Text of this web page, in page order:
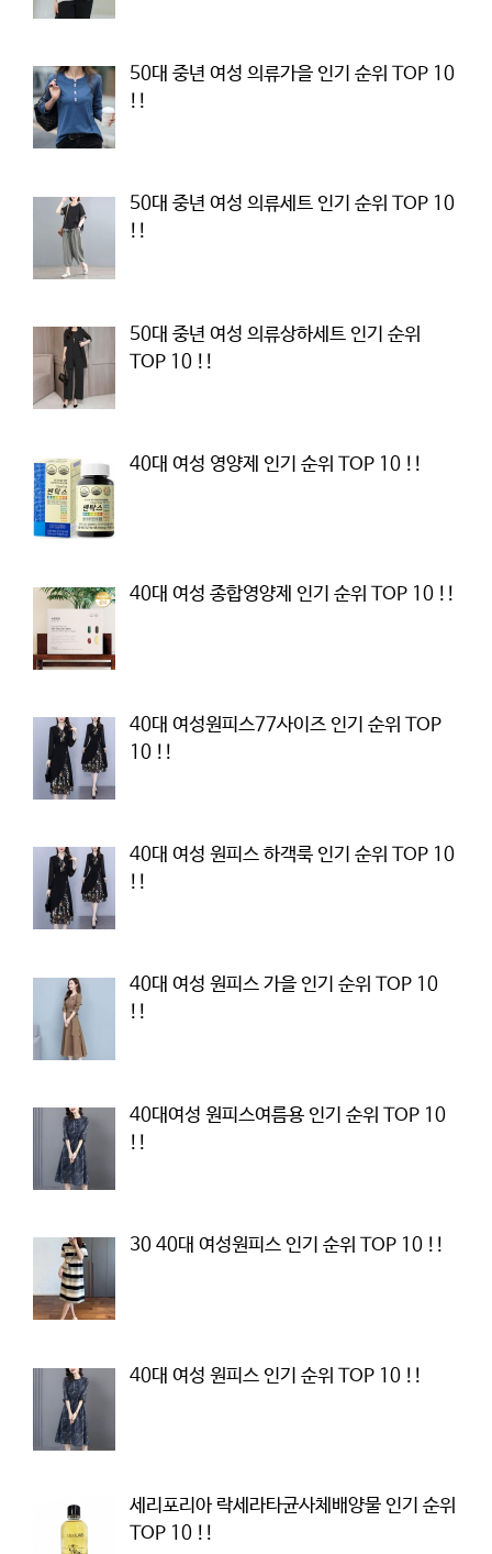
50대 중년 여성 의류가을 인기 순위 TOP 10
!!
50대 중년 여성 의류세트 인기 순위 TOP 10
!!
50대 중년 여성 의류상하세트 인기 순위
TOP 10 !!
40대 여성 영양제 인기 순위 TOP 10 !!
40대 여성 종합영양제 인기 순위 TOP 10 !!
40대 여성원피스77사이즈 인기 순위 TOP
10 !!
40대 여성 원피스 하객룩 인기 순위 TOP 10
!!
40대 여성 원피스 가을 인기 순위 TOP 10
!!
40대여성 원피스여름용 인기 순위 TOP 10
!!
30 40대 여성원피스 인기 순위 TOP 10 !!
40대 여성 원피스 인기 순위 TOP 10 !!
세리포리아 락세라타균사체배양물 인기 순위
TOP 10 !!